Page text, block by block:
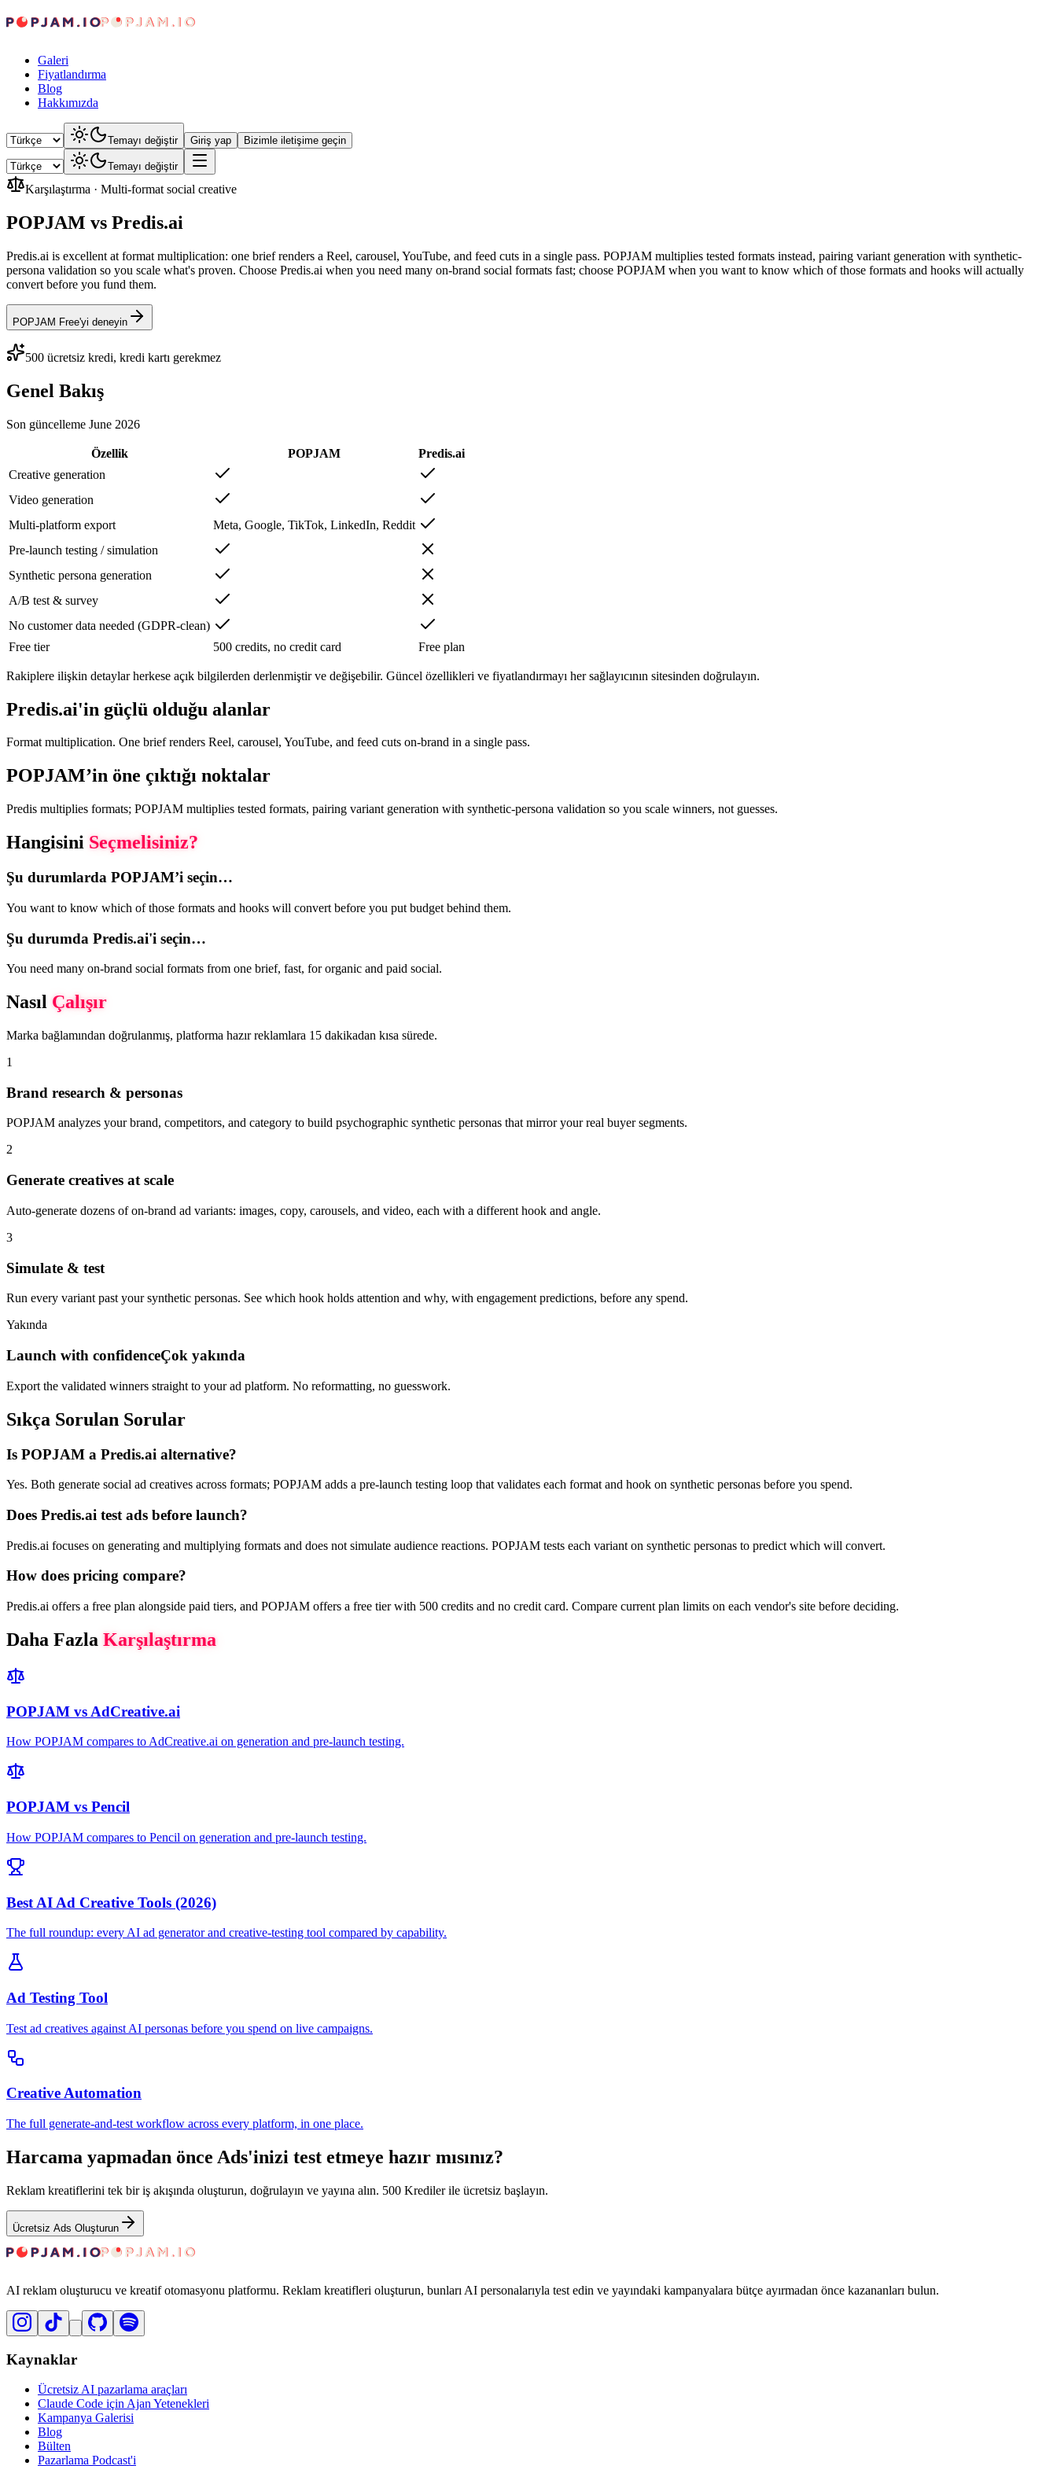
Galeri
Fiyatlandırma
Blog
Hakkımızda
Temayı değiştir Giriş yap Bizimle iletişime geçin
Temayı değiştir
Karşılaştırma · Multi-format social creative
POPJAM vs Predis.ai
Predis.ai is excellent at format multiplication: one brief renders a Reel, carousel, YouTube, and feed cuts in a single pass. POPJAM multiplies tested formats instead, pairing variant generation with synthetic-
persona validation so you scale what's proven. Choose Predis.ai when you need many on-brand social formats fast; choose POPJAM when you want to know which of those formats and hooks will actually
convert before you fund them.
POPJAM Free'yi deneyin
500 ücretsiz kredi, kredi kartı gerekmez
Genel Bakış
Son güncelleme June 2026
Özellik POPJAM
Predis.ai
Creative generation
Video generation
Multi-platform export
Meta, Google, TikTok, LinkedIn, Reddit
Pre-launch testing / simulation
Synthetic persona generation
A/B test & survey
No customer data needed (GDPR-clean)
Free tier
500 credits, no credit card Free plan
Rakiplere ilişkin detaylar herkese açık bilgilerden derlenmiştir ve değişebilir. Güncel özellikleri ve fiyatlandırmayı her sağlayıcının sitesinden doğrulayın.
Predis.ai'in güçlü olduğu alanlar
Format multiplication. One brief renders Reel, carousel, YouTube, and feed cuts on-brand in a single pass.
POPJAM’in öne çıktığı noktalar
Predis multiplies formats; POPJAM multiplies tested formats, pairing variant generation with synthetic-persona validation so you scale winners, not guesses.
Hangisini Seçmelisiniz?
Şu durumlarda POPJAM’i seçin…
You want to know which of those formats and hooks will convert before you put budget behind them.
Şu durumda Predis.ai'i seçin…
You need many on-brand social formats from one brief, fast, for organic and paid social.
Nasıl Çalışır
Marka bağlamından doğrulanmış, platforma hazır reklamlara 15 dakikadan kısa sürede.
1
Brand research & personas
POPJAM analyzes your brand, competitors, and category to build psychographic synthetic personas that mirror your real buyer segments.
2
Generate creatives at scale
Auto-generate dozens of on-brand ad variants: images, copy, carousels, and video, each with a different hook and angle.
3
Simulate & test
Run every variant past your synthetic personas. See which hook holds attention and why, with engagement predictions, before any spend.
Yakında
Launch with confidenceÇok yakında
Export the validated winners straight to your ad platform. No reformatting, no guesswork.
Sıkça Sorulan Sorular
Is POPJAM a Predis.ai alternative?
Yes. Both generate social ad creatives across formats; POPJAM adds a pre-launch testing loop that validates each format and hook on synthetic personas before you spend.
Does Predis.ai test ads before launch?
Predis.ai focuses on generating and multiplying formats and does not simulate audience reactions. POPJAM tests each variant on synthetic personas to predict which will convert.
How does pricing compare?
Predis.ai offers a free plan alongside paid tiers, and POPJAM offers a free tier with 500 credits and no credit card. Compare current plan limits on each vendor's site before deciding.
Daha Fazla Karşılaştırma
POPJAM vs AdCreative.ai
How POPJAM compares to AdCreative.ai on generation and pre-launch testing.
POPJAM vs Pencil
How POPJAM compares to Pencil on generation and pre-launch testing.
Best AI Ad Creative Tools (2026)
The full roundup: every AI ad generator and creative-testing tool compared by capability.
Ad Testing Tool
Test ad creatives against AI personas before you spend on live campaigns.
Creative Automation
The full generate-and-test workflow across every platform, in one place.
Harcama yapmadan önce Ads'inizi test etmeye hazır mısınız?
Reklam kreatiflerini tek bir iş akışında oluşturun, doğrulayın ve yayına alın. 500 Krediler ile ücretsiz başlayın.
Ücretsiz Ads Oluşturun
AI reklam oluşturucu ve kreatif otomasyonu platformu. Reklam kreatifleri oluşturun, bunları AI personalarıyla test edin ve yayındaki kampanyalara bütçe ayırmadan önce kazananları bulun.
Kaynaklar
Ücretsiz AI pazarlama araçları
Claude Code için Ajan Yetenekleri
Kampanya Galerisi
Blog
Bülten
Pazarlama Podcast'i